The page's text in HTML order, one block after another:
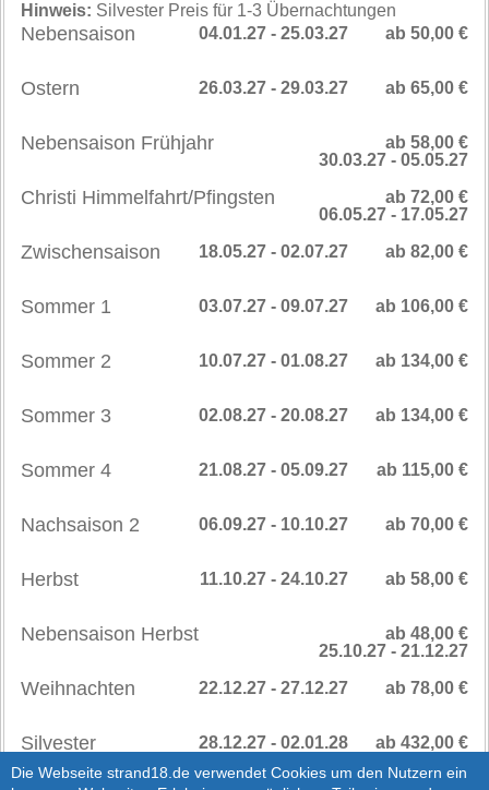
Die Webseite strand18.de verwendet Cookies um den Nutzern ein
Hinweis: Silvester Preis für 1-3 Übernachtungen
Nebensaison ab 50,00 €
04.01.27 - 25.03.27
Ostern ab 65,00 €
26.03.27 - 29.03.27
Nebensaison Frühjahr
ab 58,00 €
30.03.27 - 05.05.27
Christi Himmelfahrt/Pfingsten
ab 72,00 €
06.05.27 - 17.05.27
Zwischensaison ab 82,00 €
18.05.27 - 02.07.27
Sommer 1 ab 106,00 €
03.07.27 - 09.07.27
Sommer 2 ab 134,00 €
10.07.27 - 01.08.27
Sommer 3 ab 134,00 €
02.08.27 - 20.08.27
Sommer 4 ab 115,00 €
21.08.27 - 05.09.27
Nachsaison 2 ab 70,00 €
06.09.27 - 10.10.27
Herbst ab 58,00 €
11.10.27 - 24.10.27
Nebensaison Herbst
ab 48,00 €
25.10.27 - 21.12.27
Weihnachten ab 78,00 €
22.12.27 - 27.12.27
Silvester ab 432,00 €
28.12.27 - 02.01.28
> SAISONPREISE